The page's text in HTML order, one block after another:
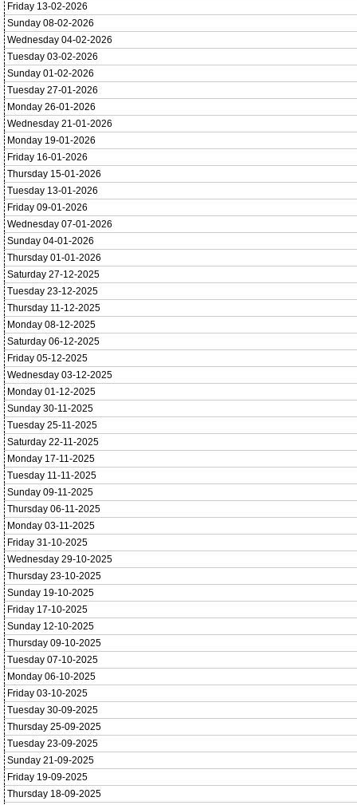
Friday 13-02-2026
Sunday 08-02-2026
Wednesday 04-02-2026
Tuesday 03-02-2026
Sunday 01-02-2026
Tuesday 27-01-2026
Monday 26-01-2026
Wednesday 21-01-2026
Monday 19-01-2026
Friday 16-01-2026
Thursday 15-01-2026
Tuesday 13-01-2026
Friday 09-01-2026
Wednesday 07-01-2026
Sunday 04-01-2026
Thursday 01-01-2026
Saturday 27-12-2025
Tuesday 23-12-2025
Thursday 11-12-2025
Monday 08-12-2025
Saturday 06-12-2025
Friday 05-12-2025
Wednesday 03-12-2025
Monday 01-12-2025
Sunday 30-11-2025
Tuesday 25-11-2025
Saturday 22-11-2025
Monday 17-11-2025
Tuesday 11-11-2025
Sunday 09-11-2025
Thursday 06-11-2025
Monday 03-11-2025
Friday 31-10-2025
Wednesday 29-10-2025
Thursday 23-10-2025
Sunday 19-10-2025
Friday 17-10-2025
Sunday 12-10-2025
Thursday 09-10-2025
Tuesday 07-10-2025
Monday 06-10-2025
Friday 03-10-2025
Tuesday 30-09-2025
Thursday 25-09-2025
Tuesday 23-09-2025
Sunday 21-09-2025
Friday 19-09-2025
Thursday 18-09-2025